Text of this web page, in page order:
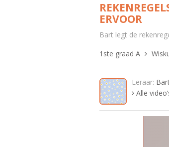
ERVOOR
Bart legt de
1ste graad A
Leraar:
Alle